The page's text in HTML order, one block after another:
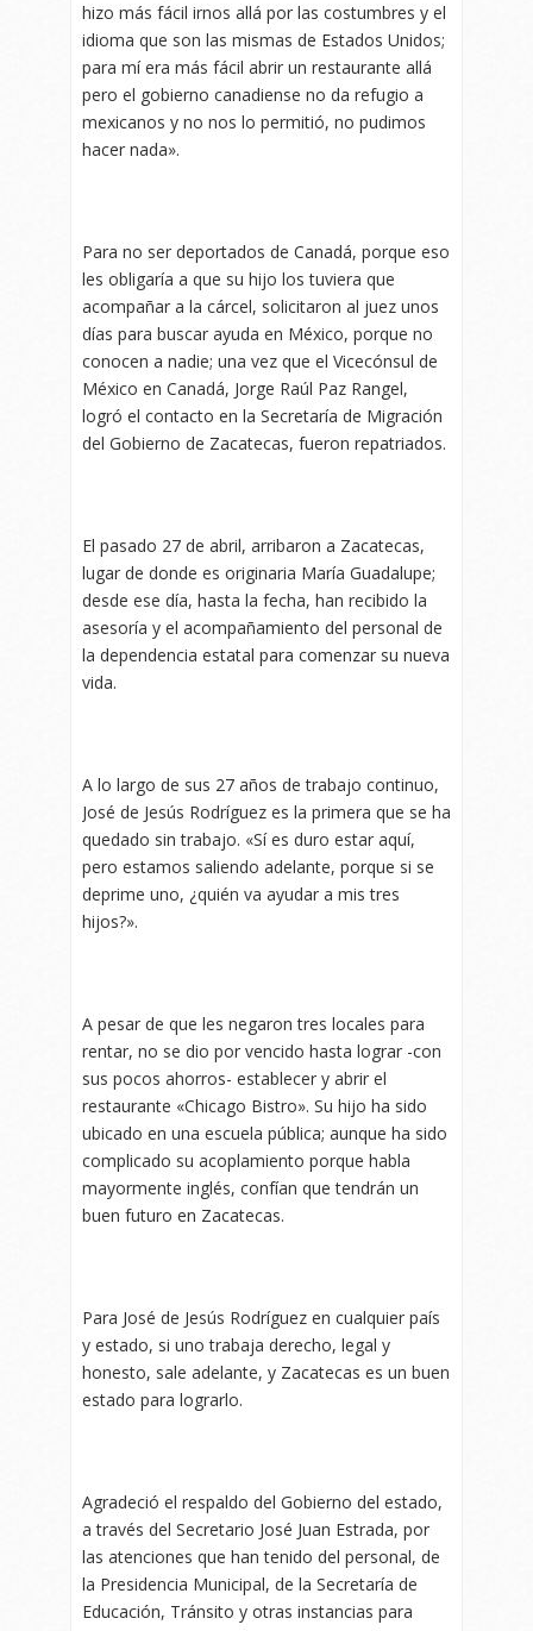
hizo más fácil irnos allá por las costumbres y el
idioma que son las mismas de Estados Unidos;
para mí era más fácil abrir un restaurante allá
pero el gobierno canadiense no da refugio a
mexicanos y no nos lo permitió, no pudimos
hacer nada».
Para no ser deportados de Canadá, porque eso
les obligaría a que su hijo los tuviera que
acompañar a la cárcel, solicitaron al juez unos
días para buscar ayuda en México, porque no
conocen a nadie; una vez que el Vicecónsul de
México en Canadá, Jorge Raúl Paz Rangel,
logró el contacto en la Secretaría de Migración
del Gobierno de Zacatecas, fueron repatriados.
El pasado 27 de abril, arribaron a Zacatecas,
lugar de donde es originaria María Guadalupe;
desde ese día, hasta la fecha, han recibido la
asesoría y el acompañamiento del personal de
la dependencia estatal para comenzar su nueva
vida.
A lo largo de sus 27 años de trabajo continuo,
José de Jesús Rodríguez es la primera que se ha
quedado sin trabajo. «Sí es duro estar aquí,
pero estamos saliendo adelante, porque si se
deprime uno, ¿quién va ayudar a mis tres
hijos?».
A pesar de que les negaron tres locales para
rentar, no se dio por vencido hasta lograr -con
sus pocos ahorros- establecer y abrir el
restaurante «Chicago Bistro». Su hijo ha sido
ubicado en una escuela pública; aunque ha sido
complicado su acoplamiento porque habla
mayormente inglés, confían que tendrán un
buen futuro en Zacatecas.
Para José de Jesús Rodríguez en cualquier país
y estado, si uno trabaja derecho, legal y
honesto, sale adelante, y Zacatecas es un buen
estado para lograrlo.
Agradeció el respaldo del Gobierno del estado,
a través del Secretario José Juan Estrada, por
las atenciones que han tenido del personal, de
la Presidencia Municipal, de la Secretaría de
Educación, Tránsito y otras instancias para